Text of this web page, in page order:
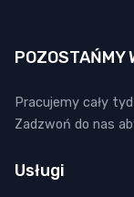
POZOSTAŃMY
Pracujemy cały
Zadzwoń do nas
Usługi